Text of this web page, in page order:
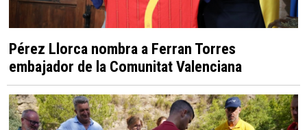
Pérez Llorca nombra a Ferran Torres
embajador de la Comunitat Valenciana